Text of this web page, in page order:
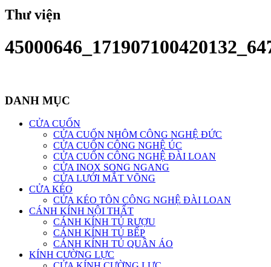
Thư viện
DANH MỤC
CỬA CUỐN
CỬA CUỐN NHÔM CÔNG NGHỆ ĐỨC
CỬA CUỐN CÔNG NGHỆ ÚC
CỬA CUỐN CÔNG NGHỆ ĐÀI LOAN
CỬA INOX SONG NGANG
CỬA LƯỚI MẮT VÕNG
CỬA KÉO
CỬA KÉO TÔN CÔNG NGHỆ ĐÀI LOAN
CÁNH KÍNH NỘI THẤT
CÁNH KÍNH TỦ RƯỢU
CÁNH KÍNH TỦ BẾP
CÁNH KÍNH TỦ QUẦN ÁO
KÍNH CƯỜNG LỰC